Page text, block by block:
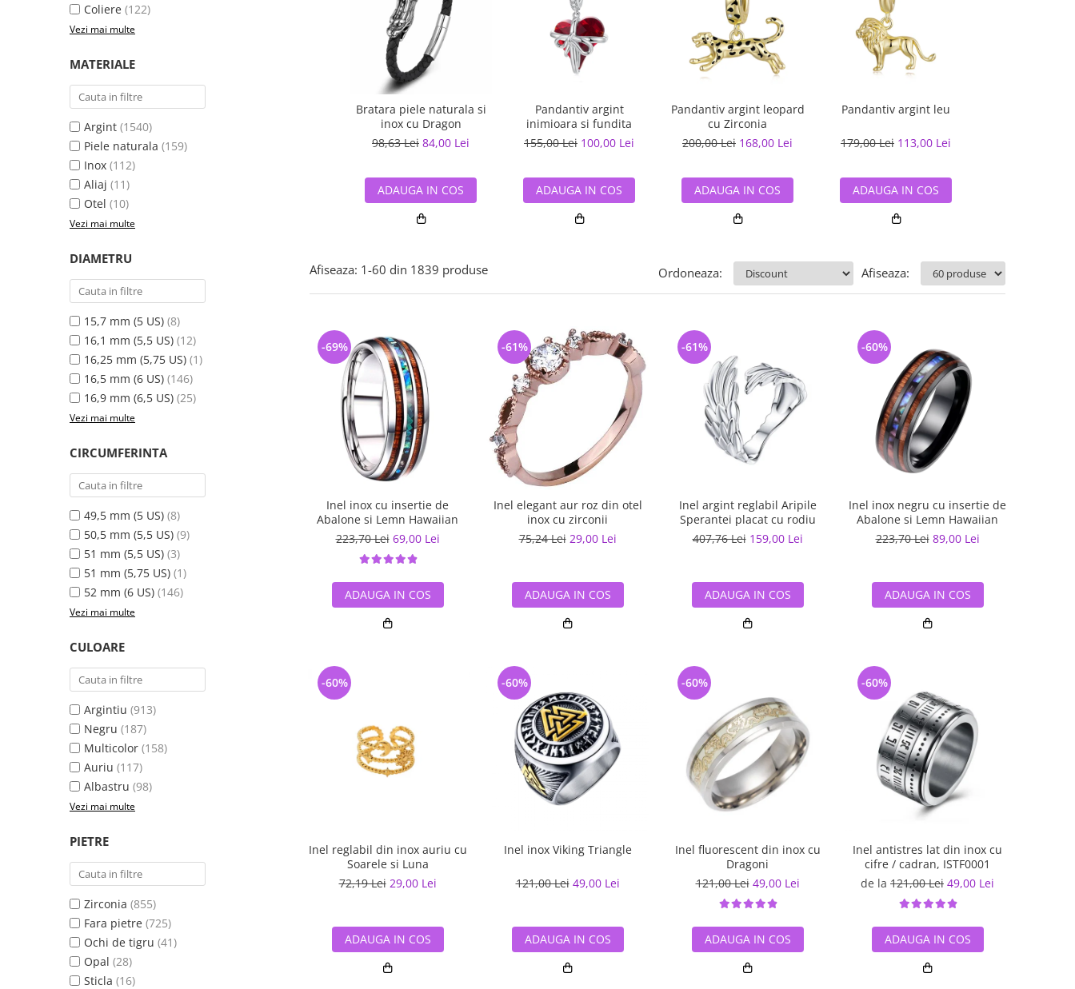
semipretioase
Bijuterii argint cu diverse
Bijuterii argint cu murano
Bijuterii de Lux
Bijuterii Handmade
Bijuterii fantezie
Casete si cutii de bijuterii
Bijuterii tungsten
Accesorii Piele
Solutii si lavete de curatare
Coliere (122)
Vezi mai multe
MATERIALE
Argint (1540)
Piele naturala (159)
Inox (112)
Aliaj (11)
Otel (10)
Vezi mai multe
DIAMETRU
15,7 mm (5 US) (8)
16,1 mm (5,5 US) (12)
16,25 mm (5,75 US) (1)
16,5 mm (6 US) (146)
16,9 mm (6,5 US) (25)
Vezi mai multe
CIRCUMFERINTA
49,5 mm (5 US) (8)
50,5 mm (5,5 US) (9)
51 mm (5,5 US) (3)
51 mm (5,75 US) (1)
52 mm (6 US) (146)
Vezi mai multe
CULOARE
Argintiu (913)
Negru (187)
Multicolor (158)
Auriu (117)
Albastru (98)
Vezi mai multe
PIETRE
Zirconia (855)
Fara pietre (725)
Ochi de tigru (41)
Opal (28)
Sticla (16)
Bratara piele naturala si
inox cu Dragon
98,63 Lei 84,00 Lei
ADAUGA IN COS
Pandantiv argint
inimioara si fundita
155,00 Lei 100,00 Lei
ADAUGA IN COS
Pandantiv argint leopard
cu Zirconia
200,00 Lei 168,00 Lei
ADAUGA IN COS
Pandantiv argint leu
179,00 Lei 113,00 Lei
ADAUGA IN COS
Afiseaza: 1-60 din 1839 produse Afiseaza:
Ordoneaza:
Inel inox cu insertie de
Abalone si Lemn Hawaiian
223,70 Lei 69,00 Lei
-69%
ADAUGA IN COS
Inel elegant aur roz din otel
inox cu zirconii
75,24 Lei 29,00 Lei
-61%
ADAUGA IN COS
Inel argint reglabil Aripile
Sperantei placat cu rodiu
407,76 Lei 159,00 Lei
-61%
ADAUGA IN COS
Inel inox negru cu insertie de
Abalone si Lemn Hawaiian
223,70 Lei 89,00 Lei
-60%
ADAUGA IN COS
Inel reglabil din inox auriu cu
Soarele si Luna
72,19 Lei 29,00 Lei
-60%
ADAUGA IN COS
Inel inox Viking Triangle
121,00 Lei 49,00 Lei
-60%
ADAUGA IN COS
Inel fluorescent din inox cu
Dragoni
121,00 Lei 49,00 Lei
-60%
ADAUGA IN COS
Inel antistres lat din inox cu
cifre / cadran, ISTF0001
de la 121,00 Lei 49,00 Lei
-60%
ADAUGA IN COS